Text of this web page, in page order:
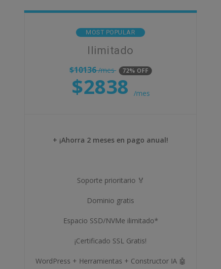
MOST POPULAR
Ilimitado
$10136/mes 72% OFF
$2838 /mes
+ ¡Ahorra 2 meses en pago anual!
Soporte prioritario 🏅
Dominio gratis
Espacio SSD/NVMe ilimitado*
¡Certificado SSL Gratis!
WordPress + Herramientas + Constructor IA 🤖